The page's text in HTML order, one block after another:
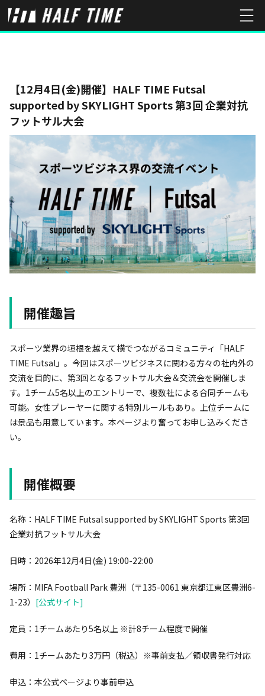
【12月4日(金)開催】HALF TIME Futsal
supported by SKYLIGHT Sports 第3回 企業対抗
フットサル大会
開催趣旨
スポーツ業界の垣根を越えて横でつながるコミュニティ「HALF
TIME Futsal」。今回はスポーツビジネスに関わる方々の社内外の
交流を目的に、第3回となるフットサル大会＆交流会を開催しま
す。1チーム5名以上のエントリーで、複数社による合同チームも
可能。女性プレーヤーに関する特別ルールもあり。上位チームに
は景品も用意しています。本ページより奮ってお申し込みくださ
い。
開催概要
名称：HALF TIME Futsal supported by SKYLIGHT Sports 第3回
企業対抗フットサル大会
日時：2026年12月4日(金) 19:00-22:00
場所：MIFA Football Park 豊洲（〒135-0061 東京都江東区豊洲6-
1-23） [公式サイト]
定員：1チームあたり5名以上 ※計8チーム程度で開催
費用：1チームあたり3万円（税込）※事前支払／領収書発行対応
申込：本公式ページより事前申込